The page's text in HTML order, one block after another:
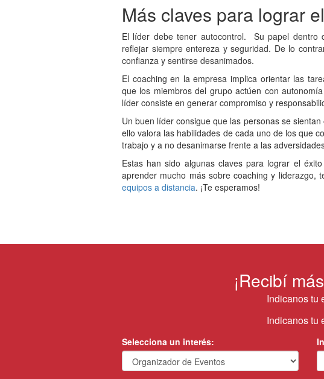
Más claves para lograr
El líder debe tener autocontrol. Su papel
reflejar siempre entereza y seguridad. De lo
confianza y sentirse desanimados.
El coaching en la empresa implica orientar las
que los miembros del grupo actúen con
líder consiste en generar compromiso y
Un buen líder consigue que las personas se
ello valora las habilidades de cada uno de los que
trabajo y a no desanimarse frente a las
Estas han sido algunas claves para lograr el
aprender mucho más sobre coaching y liderazgo,
equipos a distancia. ¡Te esperamos!
¡Recibí
Indicanos tu
Indicanos tu
Selecciona un interés: